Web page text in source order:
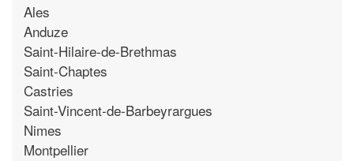
Ales
Anduze
Saint-Hilaire-de-Brethmas
Saint-Chaptes
Castries
Saint-Vincent-de-Barbeyrargues
Nimes
Montpellier